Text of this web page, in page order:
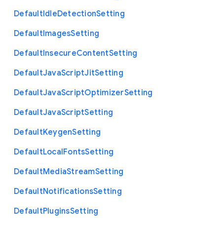
DefaultIdleDetectionSetting
DefaultImagesSetting
DefaultInsecureContentSetting
DefaultJavaScriptJitSetting
DefaultJavaScriptOptimizerSetting
DefaultJavaScriptSetting
DefaultKeygenSetting
DefaultLocalFontsSetting
DefaultMediaStreamSetting
DefaultNotificationsSetting
DefaultPluginsSetting